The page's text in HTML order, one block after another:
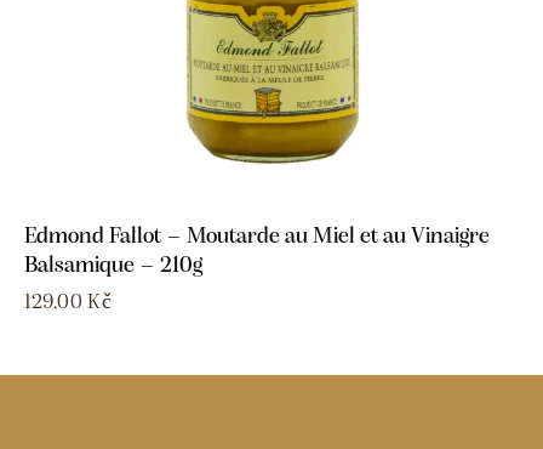
Edmond Fallot – Moutarde au Miel et au Vinaigre
Balsamique – 210g
129,00 Kč